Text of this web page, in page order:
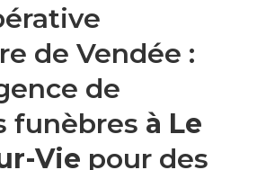
de Vendée :
de
funèbres à Le
Vie pour des